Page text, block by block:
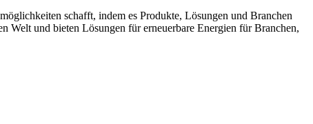
schafft, indem es Produkte, Lösungen und Branchen
Welt und bieten Lösungen für erneuerbare Energien für Branchen,